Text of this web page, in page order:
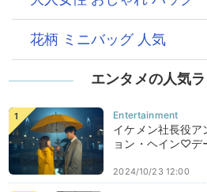
エンタメの人気
イケメン社長役
ョン・ヘイン♡デ
2024/10/23 12:00